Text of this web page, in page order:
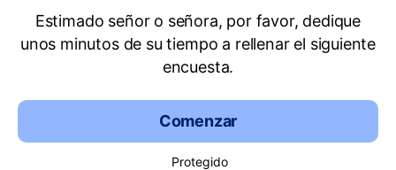
Estimado señor o señora, por favor, dedique
unos minutos de su tiempo a rellenar el siguiente
encuesta.
Comenzar
Protegido